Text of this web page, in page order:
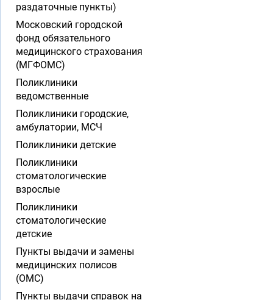
раздаточные пункты)
Московский городской
фонд обязательного
медицинского страхования
(МГФОМС)
Поликлиники
ведомственные
Поликлиники городские,
амбулатории, МСЧ
Поликлиники детские
Поликлиники
стоматологические
взрослые
Поликлиники
стоматологические
детские
Пункты выдачи и замены
медицинских полисов
(ОМС)
Пункты выдачи справок на